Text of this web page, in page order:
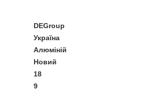
DEGroup
Україна
Алюміній
Новий
18
9